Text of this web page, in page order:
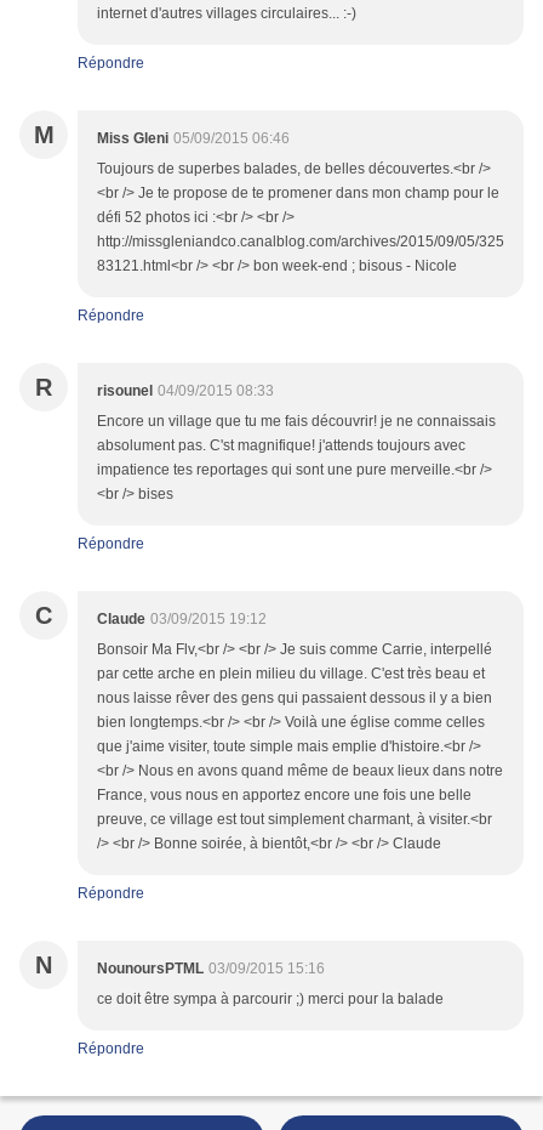
internet d'autres villages circulaires... :-)
Répondre
M Miss Gleni 05/09/2015 06:46
Toujours de superbes balades, de belles découvertes.<br />
<br /> Je te propose de te promener dans mon champ pour le
défi 52 photos ici :<br /> <br />
http://missgleniandco.canalblog.com/archives/2015/09/05/325
83121.html<br /> <br /> bon week-end ; bisous - Nicole
Répondre
R risounel 04/09/2015 08:33
Encore un village que tu me fais découvrir! je ne connaissais
absolument pas. C'st magnifique! j'attends toujours avec
impatience tes reportages qui sont une pure merveille.<br />
<br /> bises
Répondre
C Claude 03/09/2015 19:12
Bonsoir Ma Flv,<br /> <br /> Je suis comme Carrie, interpellé
par cette arche en plein milieu du village. C'est très beau et
nous laisse rêver des gens qui passaient dessous il y a bien
bien longtemps.<br /> <br /> Voilà une église comme celles
que j'aime visiter, toute simple mais emplie d'histoire.<br />
<br /> Nous en avons quand même de beaux lieux dans notre
France, vous nous en apportez encore une fois une belle
preuve, ce village est tout simplement charmant, à visiter.<br
/> <br /> Bonne soirée, à bientôt,<br /> <br /> Claude
Répondre
N NounoursPTML 03/09/2015 15:16
ce doit être sympa à parcourir ;) merci pour la balade
Répondre